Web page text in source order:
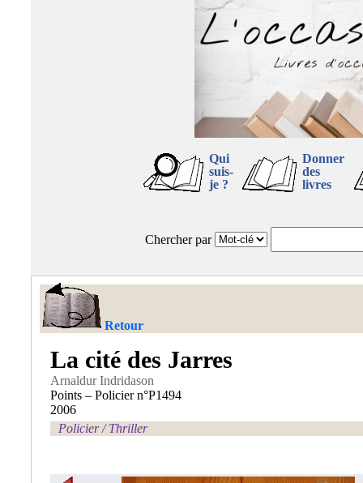
Qui
suis-
je ?
Donner
des
livres
Chercher par
Retour
La cité des Jarres
Arnaldur Indridason
Points – Policier n°P1494
2006
Policier / Thriller